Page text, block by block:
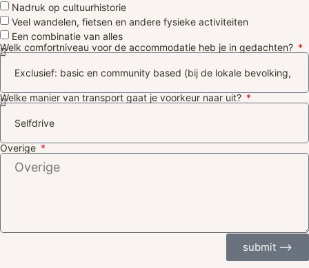
Nadruk op cultuurhistorie
Veel wandelen, fietsen en andere fysieke activiteiten
Een combinatie van alles
Welk comfortniveau voor de accommodatie heb je in gedachten?
Welke manier van transport gaat je voorkeur naar uit?
Overige
submit ⟶